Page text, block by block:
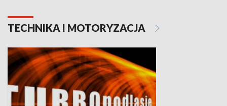
TECHNIKA I MOTORYZACJA